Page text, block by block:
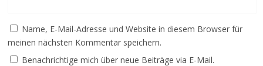
Name, E-Mail-Adresse und Website in diesem Browser für
meinen nächsten Kommentar speichern.
Benachrichtige mich über neue Beiträge via E-Mail.